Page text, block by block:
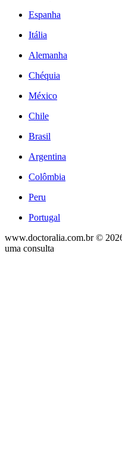
Espanha
Itália
Alemanha
Chéquia
México
Chile
Brasil
Argentina
Colômbia
Peru
Portugal
www.doctoralia.com.br ©
uma consulta